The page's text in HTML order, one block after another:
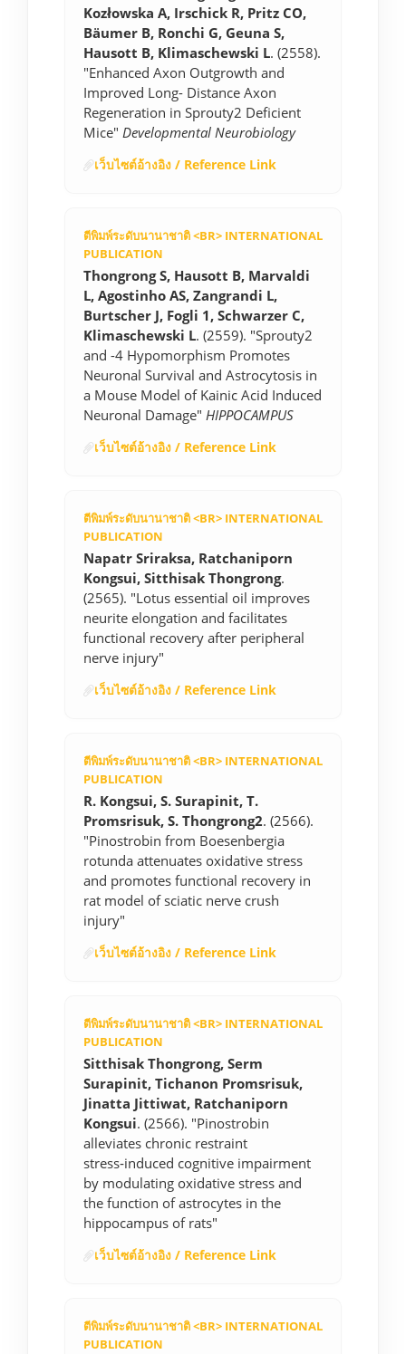
Kozłowska A, Irschick R, Pritz CO,
Bäumer B, Ronchi G, Geuna S,
Hausott B, Klimaschewski L. (2558).
"Enhanced Axon Outgrowth and
Improved Long- Distance Axon
Regeneration in Sprouty2 Deficient
Mice" Developmental Neurobiology
เว็บไซต์อ้างอิง / Reference Link
ตีพิมพ์ระดับนานาชาติ <BR> INTERNATIONAL
PUBLICATION
Thongrong S, Hausott B, Marvaldi
L, Agostinho AS, Zangrandi L,
Burtscher J, Fogli 1, Schwarzer C,
Klimaschewski L. (2559). "Sprouty2
and -4 Hypomorphism Promotes
Neuronal Survival and Astrocytosis in
a Mouse Model of Kainic Acid Induced
Neuronal Damage" HIPPOCAMPUS
เว็บไซต์อ้างอิง / Reference Link
ตีพิมพ์ระดับนานาชาติ <BR> INTERNATIONAL
PUBLICATION
Napatr Sriraksa, Ratchaniporn
Kongsui, Sitthisak Thongrong.
(2565). "Lotus essential oil improves
neurite elongation and facilitates
functional recovery after peripheral
nerve injury"
เว็บไซต์อ้างอิง / Reference Link
ตีพิมพ์ระดับนานาชาติ <BR> INTERNATIONAL
PUBLICATION
R. Kongsui, S. Surapinit, T.
Promsrisuk, S. Thongrong2. (2566).
"Pinostrobin from Boesenbergia
rotunda attenuates oxidative stress
and promotes functional recovery in
rat model of sciatic nerve crush
injury"
เว็บไซต์อ้างอิง / Reference Link
ตีพิมพ์ระดับนานาชาติ <BR> INTERNATIONAL
PUBLICATION
Sitthisak Thongrong, Serm
Surapinit, Tichanon Promsrisuk,
Jinatta Jittiwat, Ratchaniporn
Kongsui. (2566). "Pinostrobin
alleviates chronic restraint
stress‑induced cognitive impairment
by modulating oxidative stress and
the function of astrocytes in the
hippocampus of rats"
เว็บไซต์อ้างอิง / Reference Link
ตีพิมพ์ระดับนานาชาติ <BR> INTERNATIONAL
PUBLICATION